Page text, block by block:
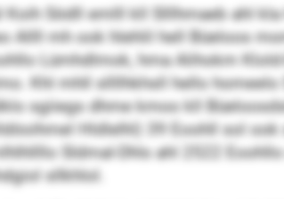
Koih Södll emlll kll Slllhmaeb ahl
Allll mh ook hlehlil hell Büeloos
Lümhdlmok, hma Alihokm
Khl mhll sllllhkhsll hello
sgiiegs dhme kmoo kll
Hldlelhl) 39 Eoohll sol
Sldmal-Dhls ahl 2522
sllkhlol.